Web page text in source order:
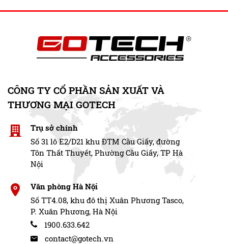
CÔNG TY CỔ PHẦN SẢN XUẤT VÀ
THƯƠNG MẠI GOTECH
Trụ sở chính
Số 31 lô E2/D21 khu ĐTM Cầu Giấy, đường
Tôn Thất Thuyết, Phường Cầu Giấy, TP Hà
Nội
Văn phòng Hà Nội
Số TT4.08, khu đô thị Xuân Phương Tasco,
P. Xuân Phương, Hà Nội
1900.633.642
contact@gotech.vn